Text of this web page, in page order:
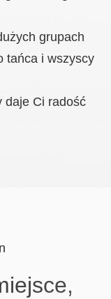
grupach
tańca i wszyscy
daje Ci radość